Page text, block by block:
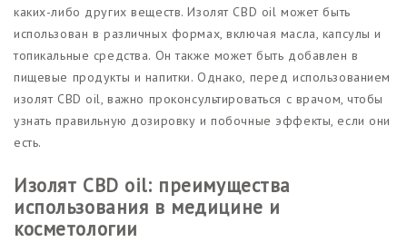
каких-либо других веществ. Изолят CBD oil может быть
использован в различных формах, включая масла, капсулы и
топикальные средства. Он также может быть добавлен в
пищевые продукты и напитки. Однако, перед использованием
изолят CBD oil, важно проконсультироваться с врачом, чтобы
узнать правильную дозировку и побочные эффекты, если они
есть.
Изолят CBD oil: преимущества
использования в медицине и
косметологии